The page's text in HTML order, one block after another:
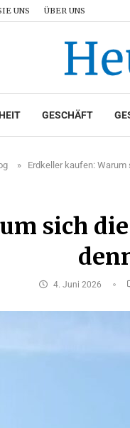
UNS ÜBER UNS
GESCHÄFT
» Erdkeller kaufen:
sich
4. Juni 2026